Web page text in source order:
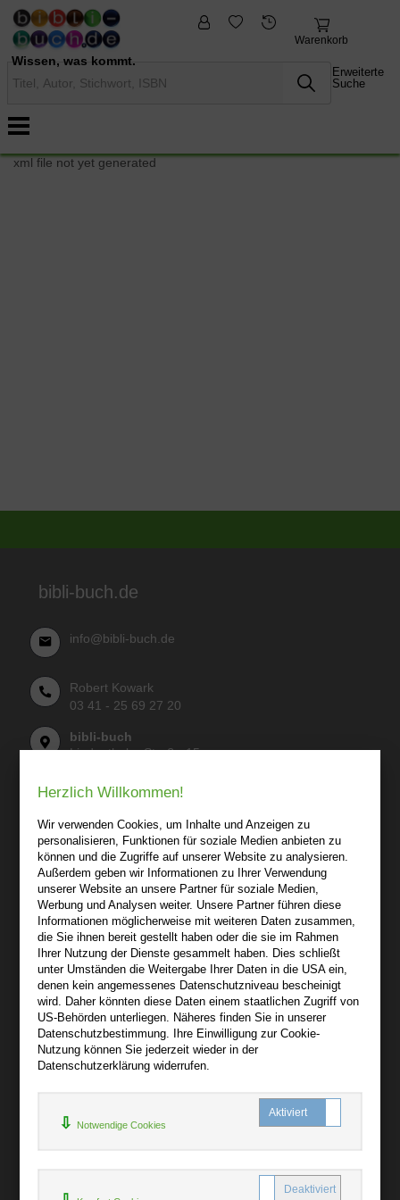
Wissen, was kommt.
Warenkorb
Erweiterte
Suche
fremdsprachige
Bücher
xml file not yet generated
bibli-buch.de
info@bibli-buch.de
Robert Kowark
03 41 - 25 69 27 20
bibli-buch
Lindenthaler Straße 15
Wir sind gerne für Sie persönlich da.
Über bibli-buch.de
+
AGB
Impressum
Widerruf
Datenschutz
Hilfe
+
Herzlich Willkommen!
Wir verwenden Cookies, um Inhalte und Anzeigen zu
personalisieren, Funktionen für soziale Medien anbieten zu
können und die Zugriffe auf unserer Website zu analysieren.
Außerdem geben wir Informationen zu Ihrer Verwendung
unserer Website an unsere Partner für soziale Medien,
Werbung und Analysen weiter. Unsere Partner führen diese
Informationen möglicherweise mit weiteren Daten zusammen,
die Sie ihnen bereit gestellt haben oder die sie im Rahmen
Ihrer Nutzung der Dienste gesammelt haben. Dies schließt
unter Umständen die Weitergabe Ihrer Daten in die USA ein,
denen kein angemessenes Datenschutzniveau bescheinigt
wird. Daher könnten diese Daten einem staatlichen Zugriff von
US-Behörden unterliegen. Näheres finden Sie in unserer
Datenschutzbestimmung. Ihre Einwilligung zur Cookie-
Nutzung können Sie jederzeit wieder in der
Datenschutzerklärung widerrufen.
Notwendige Cookies